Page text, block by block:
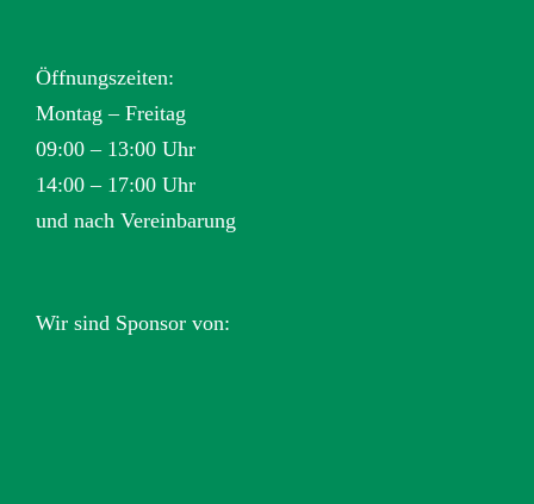
Öffnungszeiten:
Montag – Freitag
09:00 – 13:00 Uhr
14:00 – 17:00 Uhr
und nach Vereinbarung
Wir sind Sponsor von: